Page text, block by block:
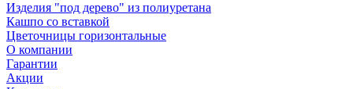
Изделия "под дерево" из полиуретана
Кашпо со вставкой
Цветочницы горизонтальные
О компании
Гарантии
Акции